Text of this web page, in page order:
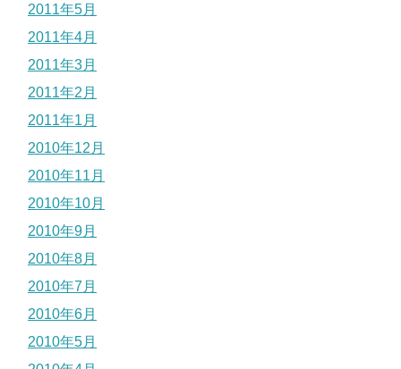
2011年5月
2011年4月
2011年3月
2011年2月
2011年1月
2010年12月
2010年11月
2010年10月
2010年9月
2010年8月
2010年7月
2010年6月
2010年5月